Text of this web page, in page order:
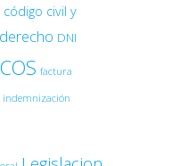
código civil y
derecho DNI
factura
indemnización